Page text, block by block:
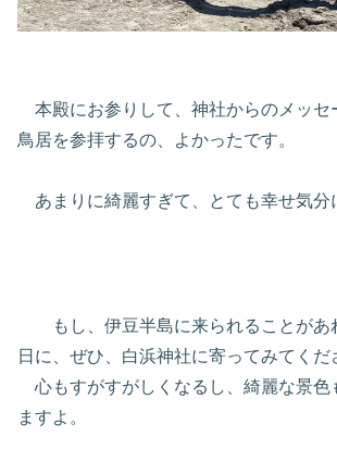
本殿にお参りして、神社からのメッセ
鳥居を参拝するの、よかったです。
あまりに綺麗すぎて、とても幸せ気分
もし、伊豆半島に来られることがあ
日に、ぜひ、白浜神社に寄ってみてくだ
心もすがすがしくなるし、綺麗な景色
ますよ。